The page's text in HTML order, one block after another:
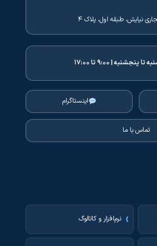
نیایش، طبقه اول، پلاک ۴
تا پنجشنبه | ۹:۰۰ تا ۱۷:۰۰
اینستاگرام
تماس با ما
نرم‌افزار و کاتالوگ